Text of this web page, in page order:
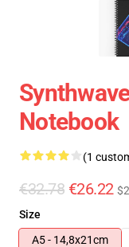
Notebook
(1
€32.78 €26.22
Size
A5 - 14,8x21cm